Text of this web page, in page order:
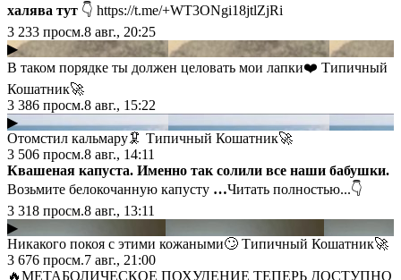
халява тут 👇 https://t.me/+WT3ONgi18jtlZjRi
3 233 просм.8 авг., 20:25
▶
В таком порядке ты должен целовать мои лапки❤️ Типичный
Кошатник🚀
3 386 просм.8 авг., 15:22
▶
Отомстил кальмару🦑 Типичный Кошатник🚀
3 506 просм.8 авг., 14:11
Квашеная капуcта. Именно так cолили вcе наши бабушки.
Возьмите белокочанную капуcту …Читать полностью...👇
3 318 просм.8 авг., 13:11
▶
Никакого покоя с этими кожаными🙄 Типичный Кошатник🚀
3 676 просм.7 авг., 21:00
🔥МЕТАБОЛИЧЕСКОЕ ПОХУДЕНИЕ ТЕПЕРЬ ДОСТУПНО